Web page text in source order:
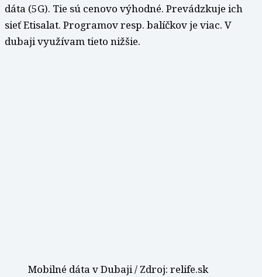
dáta (5G). Tie sú cenovo výhodné. Prevádzkuje ich
sieť Etisalat. Programov resp. balíčkov je viac. V
dubaji využívam tieto nižšie.
Mobilné dáta v Dubaji / Zdroj: relife.sk